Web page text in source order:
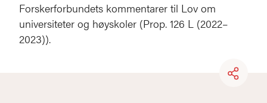
Forskerforbundets kommentarer til Lov om
universiteter og høyskoler (Prop. 126 L (2022–
2023)).